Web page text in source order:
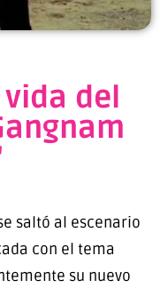
del
saltó al escenario
con el tema
su nuevo